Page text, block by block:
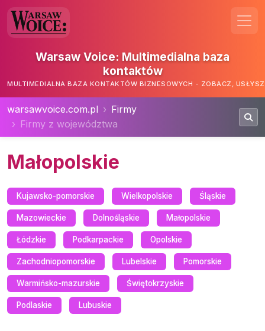
Warsaw Voice: Multimedialna baza
kontaktów
MULTIMEDIALNA BAZA KONTAKTÓW BIZNESOWYCH - ZOBACZ,
warsawvoice.com.pl
Firmy
Firmy z województwa
Małopolskie
Kujawsko-pomorskie Wielkopolskie Śląskie
Mazowieckie Dolnośląskie Małopolskie
Łódzkie Podkarpackie Opolskie
Zachodniopomorskie Lubelskie Pomorskie
Warmińsko-mazurskie Świętokrzyskie
Podlaskie Lubuskie